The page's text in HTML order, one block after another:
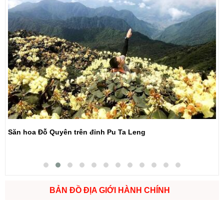
Săn hoa Đỗ Quyên trên đỉnh Pu Ta Leng
BẢN ĐỒ ĐỊA GIỚI HÀNH CHÍNH